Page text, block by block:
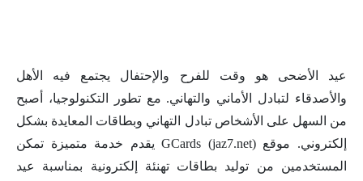
عيد الأضحى هو وقت للفرح والإحتفال يجتمع فيه الأهل
والأصدقاء لتبادل الأماني والتهاني. مع تطور التكنولوجيا، أصبح
من السهل على الأشخاص تبادل التهاني وبطاقات المعايدة بشكل
إلكتروني. موقع GCards (jaz7.net) يقدم خدمة متميزة تمكن
المستخدمين من توليد بطاقات تهنئة إلكترونية بمناسبة عيد